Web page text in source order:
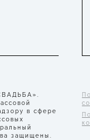
в сфере
защищены.